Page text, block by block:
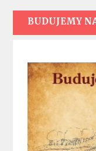
BUDUJEMY